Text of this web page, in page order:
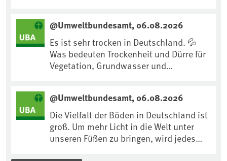
https://www.ardsounds.de/episode/urn
:ard:episode:0e7cf1c4b819c26d/
@Umweltbundesamt, 06.08.2026
Es ist sehr trocken in Deutschland. 💦
Was bedeuten Trockenheit und Dürre für
Vegetation, Grundwasser und
anpassen?🤔Antworten auf diese und
weitere Fragen auf unserer Webseite:
www.uba.de/trockenheit #Trockenheit
#Klimawandel
@Umweltbundesamt, 06.08.2026
Die Vielfalt der Böden in Deutschland ist
groß. Um mehr Licht in die Welt unter
unseren Füßen zu bringen, wird jedes